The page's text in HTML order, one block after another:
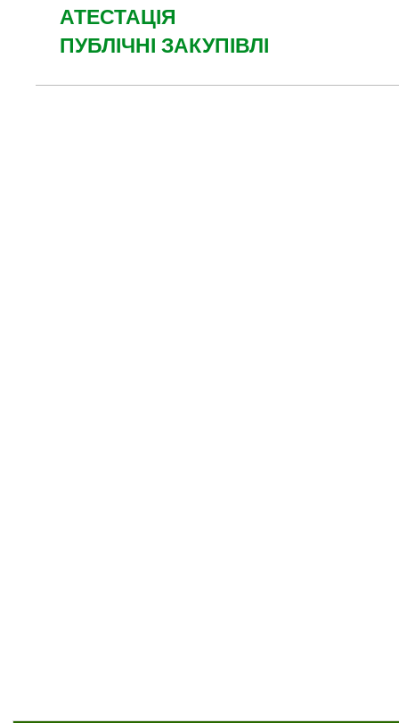
АТЕСТАЦІЯ
ПУБЛІЧНІ ЗАКУПІВЛІ